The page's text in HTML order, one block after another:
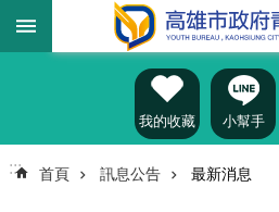
跳到主要內容區塊
我的收藏 小幫手
::: 首頁 訊息公告 最新消息